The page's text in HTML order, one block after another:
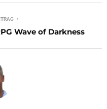
Wave of Darkness